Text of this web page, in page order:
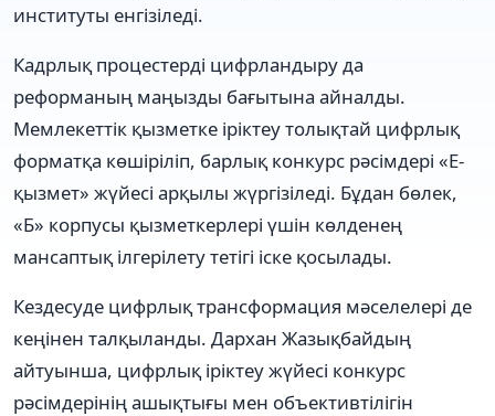
институты енгізіледі.
Кадрлық процестерді цифрландыру да
реформаның маңызды бағытына айналды.
Мемлекеттік қызметке іріктеу толықтай цифрлық
форматқа көшіріліп, барлық конкурс рәсімдері «Е-
қызмет» жүйесі арқылы жүргізіледі. Бұдан бөлек,
«Б» корпусы қызметкерлері үшін көлденең
мансаптық ілгерілету тетігі іске қосылады.
Кездесуде цифрлық трансформация мәселелері де
кеңінен талқыланды. Дархан Жазықбайдың
айтуынша, цифрлық іріктеу жүйесі конкурс
рәсімдерінің ашықтығы мен объективтілігін